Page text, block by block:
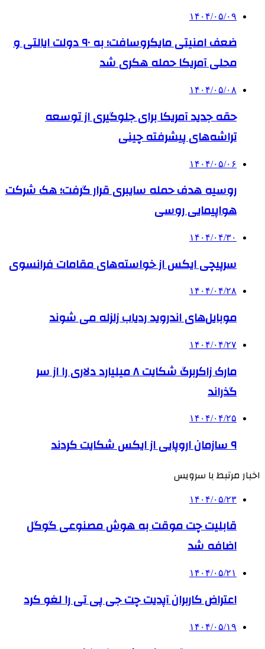
۱۴۰۴/۰۵/۰۹
ضعف امنیتی مایکروسافت؛ به ۹۰ دولت ایالتی و
محلی آمریکا حمله هکری شد
۱۴۰۴/۰۵/۰۸
حقه جدید آمریکا برای جلوگیری از توسعه
تراشه‌های پیشرفته چینی
۱۴۰۴/۰۵/۰۶
روسیه هدف حمله سایبری قرار گرفت؛ هک شرکت
هواپیمایی روسی
۱۴۰۴/۰۴/۳۰
سرپیچی ایکس از خواسته‌های مقامات فرانسوی
۱۴۰۴/۰۴/۲۸
موبایل‌های اندروید ردیاب زلزله می شوند
۱۴۰۴/۰۴/۲۷
مارک زاکربرگ شکایت ۸ میلیارد دلاری را از سر
گذراند
۱۴۰۴/۰۴/۲۵
۹ سازمان اروپایی از ایکس شکایت کردند
اخبار مرتبط با سرویس
۱۴۰۴/۰۵/۲۳
قابلیت چت موقت به هوش مصنوعی گوگل
اضافه شد
۱۴۰۴/۰۵/۲۱
اعتراض کاربران آپدیت چت جی پی تی را لغو کرد
۱۴۰۴/۰۵/۱۹